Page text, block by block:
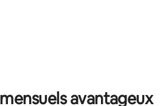
base de 42 commentaires : 4,95 sur 5
avantageux